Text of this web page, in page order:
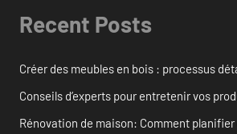
Recent Posts
Créer des meubles en bois : processus
Conseils d’experts pour entretenir vos
Rénovation de maison: Comment